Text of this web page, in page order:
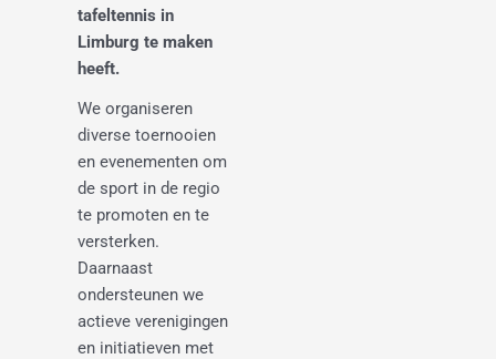
tafeltennis in
Limburg te maken
heeft.
We organiseren
diverse toernooien
en evenementen om
de sport in de regio
te promoten en te
versterken.
Daarnaast
ondersteunen we
actieve verenigingen
en initiatieven met